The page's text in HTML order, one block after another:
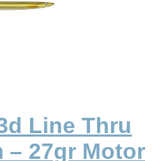
Line Thru
– 27gr Motor